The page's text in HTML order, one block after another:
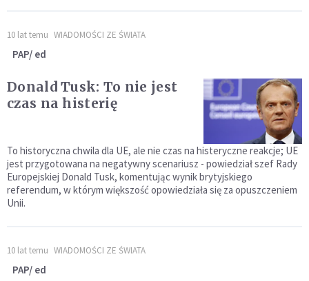
10 lat temu WIADOMOŚCI ZE ŚWIATA
PAP/ ed
Donald Tusk: To nie jest
czas na histerię
To historyczna chwila dla UE, ale nie czas na histeryczne reakcje; UE
jest przygotowana na negatywny scenariusz - powiedział szef Rady
Europejskiej Donald Tusk, komentując wynik brytyjskiego
referendum, w którym większość opowiedziała się za opuszczeniem
Unii.
10 lat temu WIADOMOŚCI ZE ŚWIATA
PAP/ ed